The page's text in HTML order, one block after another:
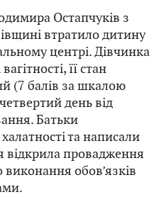
Остапчуків з
втратило дитину
центрі. Дівчинка
її стан
(7 балів за шкалою
день від
Батьки
та написали
відкрила провадження
обов’язків